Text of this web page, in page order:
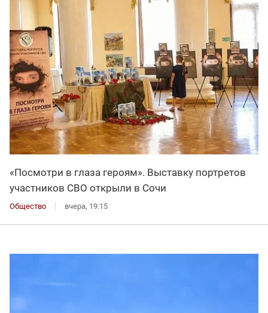
«Посмотри в глаза героям». Выставку портретов
участников СВО открыли в Сочи
Общество вчера, 19:15